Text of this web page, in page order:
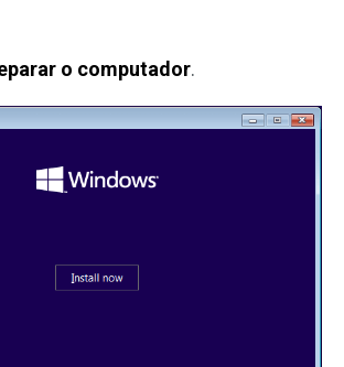
o computador.